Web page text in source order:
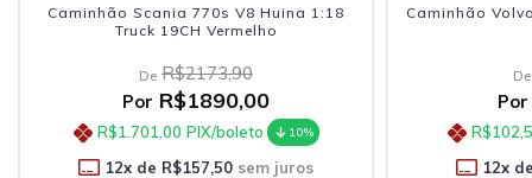
Caminhão Volvo Tanque 1:64 Welly Azul
De R$137,90
PorR$113,91
R$102,52 PIX/boleto 10%
12x de R$9,49sem juros
Nissan
12